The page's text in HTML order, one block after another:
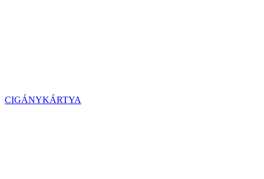
CIGÁNYKÁRTYA